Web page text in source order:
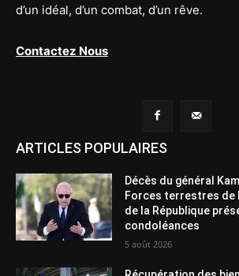
d’un idéal, d’un combat, d’un rêve.
Contactez Nous
ARTICLES POPULAIRES
Décès du général
Forces terrestres de
de la République
condoléances
5 août 2026